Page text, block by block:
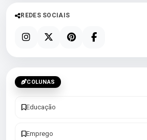
REDES SOCIAIS
COLUNAS
Educação
Emprego